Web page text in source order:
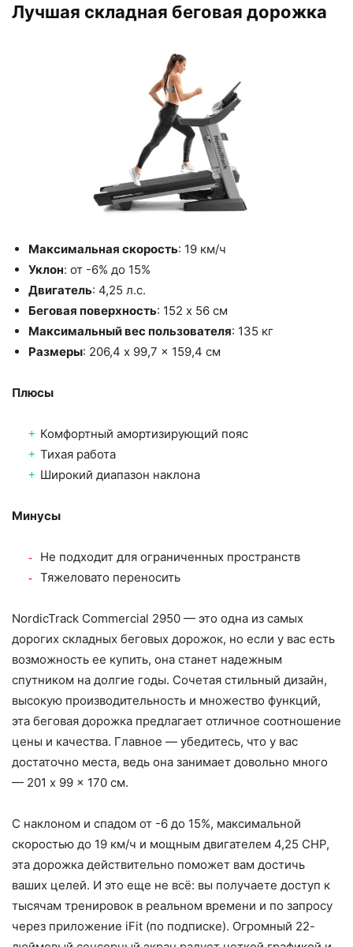
Лучшая складная беговая дорожка
Максимальная скорость: 19 км/ч
Уклон: от -6% до 15%
Двигатель: 4,25 л.с.
Беговая поверхность: 152 x 56 см
Максимальный вес пользователя: 135 кг
Размеры: 206,4 x 99,7 x 159,4 см
Плюсы
Комфортный амортизирующий пояс
Тихая работа
Широкий диапазон наклона
Минусы
Не подходит для ограниченных пространств
Тяжеловато переносить
NordicTrack Commercial 2950 — это одна из самых
дорогих складных беговых дорожок, но если у вас есть
возможность ее купить, она станет надежным
спутником на долгие годы. Сочетая стильный дизайн,
высокую производительность и множество функций,
эта беговая дорожка предлагает отличное соотношение
цены и качества. Главное — убедитесь, что у вас
достаточно места, ведь она занимает довольно много
— 201 x 99 x 170 см.
С наклоном и спадом от -6 до 15%, максимальной
скоростью до 19 км/ч и мощным двигателем 4,25 CHP,
эта дорожка действительно поможет вам достичь
ваших целей. И это еще не всё: вы получаете доступ к
тысячам тренировок в реальном времени и по запросу
через приложение iFit (по подписке). Огромный 22-